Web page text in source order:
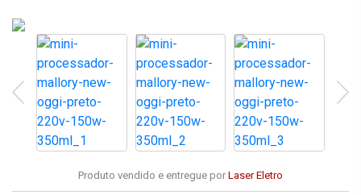
Produto vendido e entregue por Laser Eletro